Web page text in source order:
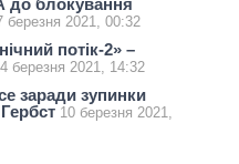
березня 2021, 00:32
потік-2» –
березня 2021, 14:32
заради зупинки
10 березня 2021,